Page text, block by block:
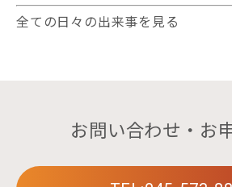
全ての日々の出来事を見る
お問い合わせ・お